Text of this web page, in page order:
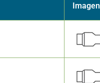
Imagen